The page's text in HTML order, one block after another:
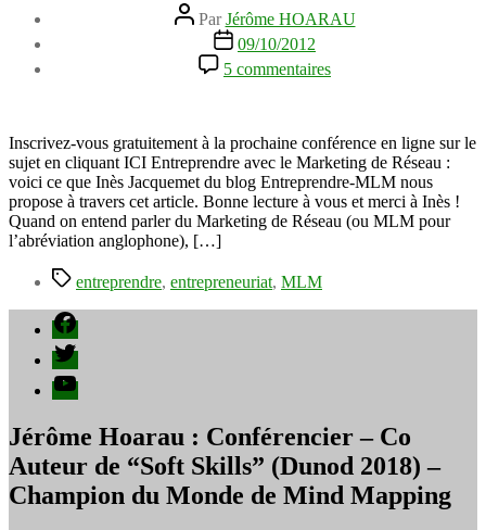
Auteur
de
l’article
ParJérôme HOARAU
Date
de
l’article
09/10/2012
5 commentaires
Créer
grâce
au
marketing
de
réseau
Inscrivez-vous gratuitement à la prochaine conférence en ligne sur le
sujet en cliquant ICI Entreprendre avec le Marketing de Réseau :
voici ce que Inès Jacquemet du blog Entreprendre-MLM nous
propose à travers cet article. Bonne lecture à vous et merci à Inès !
Quand on entend parler du Marketing de Réseau (ou MLM pour
l’abréviation anglophone), […]
Étiquettes
entreprendre, entrepreneuriat, MLM
Facebook
Twitter
YouTube
Jérôme Hoarau : Conférencier – Co
Auteur de “Soft Skills” (Dunod 2018) –
Champion du Monde de Mind Mapping